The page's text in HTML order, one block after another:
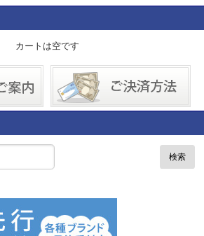
カートは空です
検索